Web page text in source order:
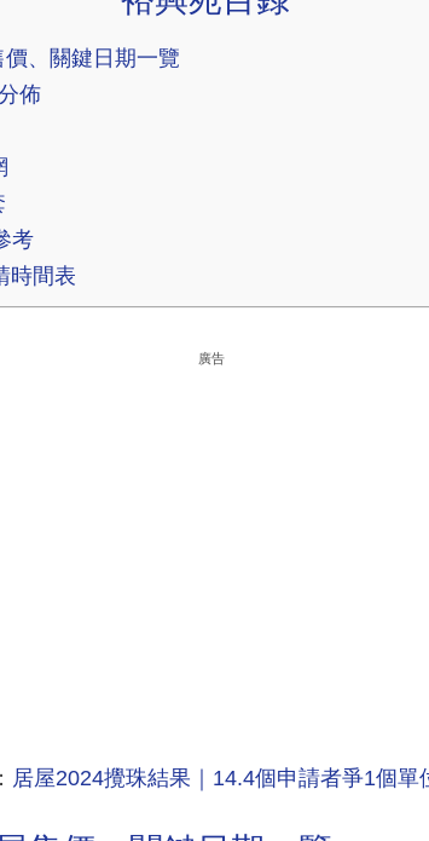
、關鍵日期一覽
佈
考
時間表
廣告
居屋2024攪珠結果｜14.4個申請者爭1個